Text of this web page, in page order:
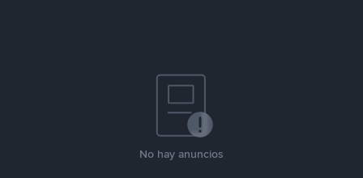
No hay anuncios